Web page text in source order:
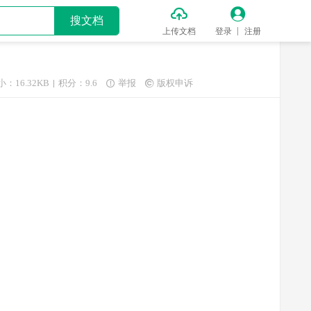
搜文档 
上传文档

登录 注册
：16.32KB 积分：9.6  举报  版权申诉